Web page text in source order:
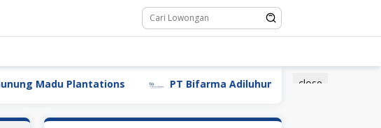
close
Plantations PT Bifarma Adiluhung (a Kalbe Company)